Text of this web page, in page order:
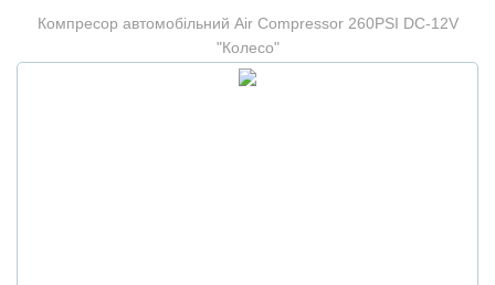
Компресор автомобільний Air Compressor 260PSI DC-12V
"Колесо"